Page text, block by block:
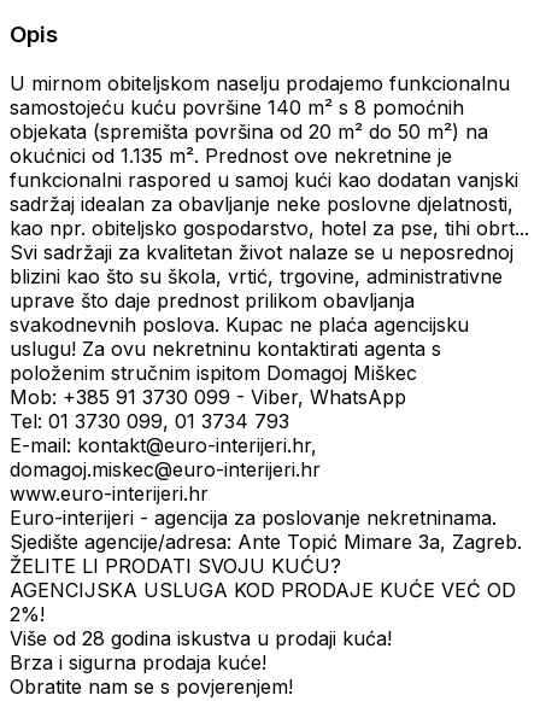
Opis
U mirnom obiteljskom naselju prodajemo funkcionalnu
samostojeću kuću površine 140 m² s 8 pomoćnih
objekata (spremišta površina od 20 m² do 50 m²) na
okućnici od 1.135 m². Prednost ove nekretnine je
funkcionalni raspored u samoj kući kao dodatan vanjski
sadržaj idealan za obavljanje neke poslovne djelatnosti,
kao npr. obiteljsko gospodarstvo, hotel za pse, tihi obrt...
Svi sadržaji za kvalitetan život nalaze se u neposrednoj
blizini kao što su škola, vrtić, trgovine, administrativne
uprave što daje prednost prilikom obavljanja
svakodnevnih poslova. Kupac ne plaća agencijsku
uslugu! Za ovu nekretninu kontaktirati agenta s
položenim stručnim ispitom Domagoj Miškec
Mob: +385 91 3730 099 - Viber, WhatsApp
Tel: 01 3730 099, 01 3734 793
E-mail: kontakt@euro-interijeri.hr,
domagoj.miskec@euro-interijeri.hr
www.euro-interijeri.hr
Euro-interijeri - agencija za poslovanje nekretninama.
Sjedište agencije/adresa: Ante Topić Mimare 3a, Zagreb.
ŽELITE LI PRODATI SVOJU KUĆU?
AGENCIJSKA USLUGA KOD PRODAJE KUĆE VEĆ OD
2%!
Više od 28 godina iskustva u prodaji kuća!
Brza i sigurna prodaja kuće!
Obratite nam se s povjerenjem!